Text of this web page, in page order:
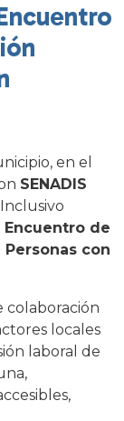
en el
SENADIS
Encuentro de
con
colaboración
locales
laboral de